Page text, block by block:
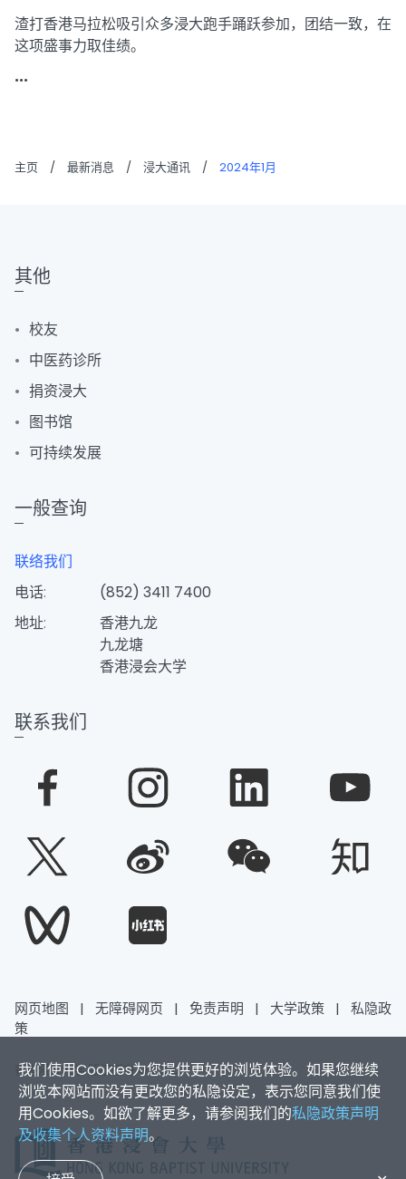
渣打香港马拉松吸引众多浸大跑手踊跃参加，团结一致，在
这项盛事力取佳绩。
...
主页 / 最新消息 / 浸大通讯 / 2024年1月
我们使用Cookies为您提供更好的浏览体验。如果您继续
浏览本网站而没有更改您的私隐设定，表示您同意我们使
用Cookies。如欲了解更多，请参阅我们的私隐政策声明
及收集个人资料声明。
其他
校友
中医药诊所
捐资浸大
图书馆
可持续发展
一般查询
联络我们
电话:
(852) 3411 7400
地址:
香港九龙
九龙塘
香港浸会大学
联系我们
网页地图 | 无障碍网页 | 免责声明 | 大学政策 |
私隐政
策
香港浸会大学 版权所有 © 2026